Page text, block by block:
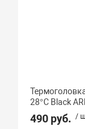
28°C Black
490 руб. /